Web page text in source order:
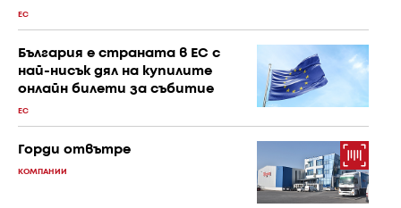
ЕС
България е страната в ЕС с
най-нисък дял на купилите
онлайн билети за събитие
ЕС
Горди отвътре
КОМПАНИИ